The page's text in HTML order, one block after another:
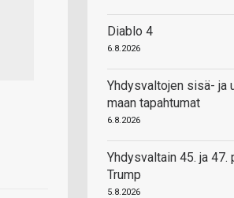
Diablo 4
6.8.2026
Yhdysvaltojen sisä- ja
maan tapahtumat
6.8.2026
Yhdysvaltain 45. ja
Trump
5.8.2026